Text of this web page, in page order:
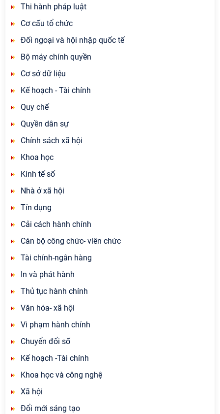
Thi hành pháp luật
Cơ cấu tổ chức
Đối ngoại và hội nhập quốc tế
Bộ máy chính quyền
Cơ sở dữ liệu
Kế hoạch - Tài chính
Quy chế
Quyền dân sự
Chính sách xã hội
Khoa học
Kinh tế số
Nhà ở xã hội
Tín dụng
Cải cách hành chính
Cán bộ công chức- viên chức
Tài chính-ngân hàng
In và phát hành
Thủ tục hành chính
Văn hóa- xã hội
Vi phạm hành chính
Chuyển đổi số
Kế hoạch -Tài chính
Khoa học và công nghệ
Xã hội
Đổi mới sáng tạo